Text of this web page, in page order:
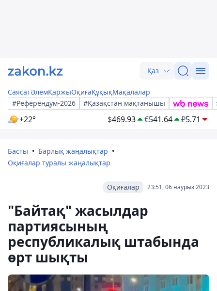
Қаз
СаясатӘлемҚаржыОқиғаҚұқықМақалалар
#Референдум-2026
#Қазақстан мақтанышы
+22° $469.93 €541.64 ₽5.71
Басты
Барлық жаңалықтар
Оқиғалар туралы жаңалықтар
23:51, 06 наурыз 2023
Оқиғалар
"Байтақ" жасылдар
партиясының
республикалық штабында
өрт шықты